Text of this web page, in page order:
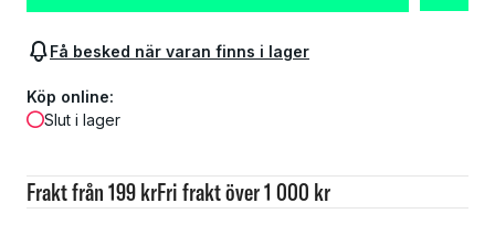
Frakt från 199 krFri frakt över 1 000 kr
Få besked när varan finns i lager
Köp online:
Slut i lager